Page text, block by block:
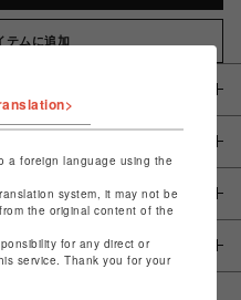
テムに追加
a foreign language using the
system, it may not be
the original content of the
for any direct or
service. Thank you for your